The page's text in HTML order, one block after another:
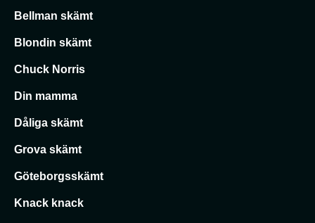
Bellman skämt
Blondin skämt
Chuck Norris
Din mamma
Dåliga skämt
Grova skämt
Göteborgsskämt
Knack knack